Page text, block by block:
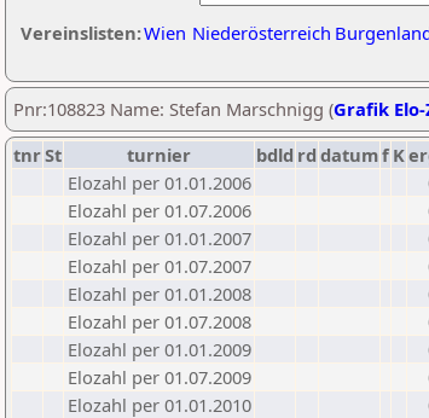
Vereinslisten:Wien Niederösterreich
Pnr:108823 Name: Stefan Marschnigg (Grafik
tnrSt turnier bdld rd datumf K
Elozahl per 01.01.2006
Elozahl per 01.07.2006
Elozahl per 01.01.2007
Elozahl per 01.07.2007
Elozahl per 01.01.2008
Elozahl per 01.07.2008
Elozahl per 01.01.2009
Elozahl per 01.07.2009
Elozahl per 01.01.2010